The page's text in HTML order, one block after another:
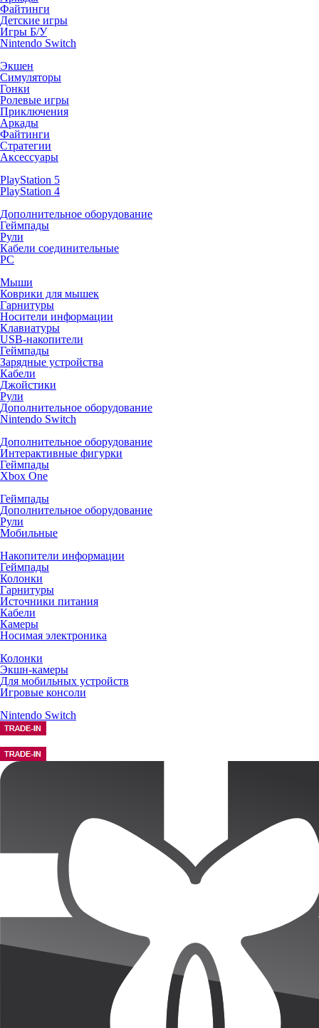
Файтинги
Детские игры
Игры Б/У
Nintendo Switch
Экшен
Симуляторы
Гонки
Ролевые игры
Приключения
Аркады
Файтинги
Стратегии
Аксессуары
PlayStation 5
PlayStation 4
Дополнительное оборудование
Геймпады
Рули
Кабели соединительные
PC
Мыши
Коврики для мышек
Гарнитуры
Носители информации
Клавиатуры
USB-накопители
Геймпады
Зарядные устройства
Кабели
Джойстики
Рули
Дополнительное оборудование
Nintendo Switch
Дополнительное оборудование
Интерактивные фигурки
Геймпады
Xbox One
Геймпады
Дополнительное оборудование
Рули
Мобильные
Накопители информации
Геймпады
Колонки
Гарнитуры
Источники питания
Кабели
Камеры
Носимая электроника
Колонки
Экшн-камеры
Для мобильных устройств
Игровые консоли
Nintendo Switch